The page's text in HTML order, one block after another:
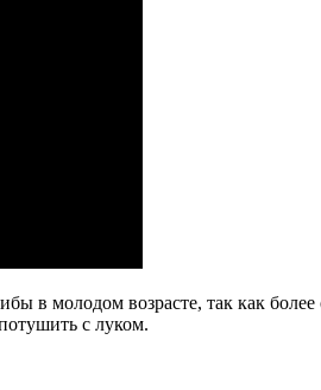
в молодом возрасте, так как
с луком.